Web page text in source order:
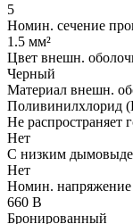
5
Номин. сечение
1.5 мм²
Цвет внешн.
Черный
Материал внешн.
Поливинилхлорид
Не распространяет
Нет
С низким
Нет
Номин.
660 В
Бронированный